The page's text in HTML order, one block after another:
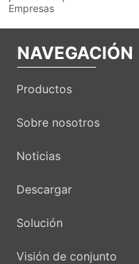
Empresas
NAVEGACIÓN
Productos
Sobre nosotros
Noticias
Descargar
Solución
Visión de conjunto